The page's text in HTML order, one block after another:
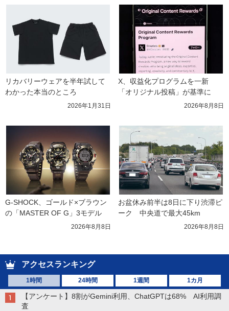
リカバリーウェアを半年試して
わかった本当のところ
2026年1月31日
X、収益化プログラムを一新
「オリジナル投稿」が基準に
2026年8月8日
G-SHOCK、ゴールド×ブラウン
の「MASTER OF G」3モデル
2026年8月8日
お盆休み前半は8日に下り渋滞ピ
ーク　中央道で最大45km
2026年8月8日
アクセスランキング
1時間 24時間 1週間 1カ月
【アンケート】8割がGemini利用、ChatGPTは68% AI利用調
査